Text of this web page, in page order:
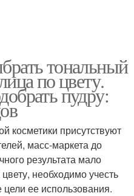
тональный
по цвету.
пудру:
косметики присутствуют
масс-маркета до
результата мало
необходимо учесть
ее использования.